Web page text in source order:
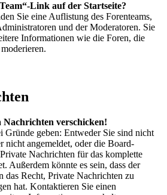
Link auf der Startseite?
Sie eine Auflistung des Forenteams,
und der Moderatoren. Sie
Informationen wie die Foren, die
verschicken!
Gründe geben: Entweder Sie sind nicht
nicht angemeldet, oder die Board-
Nachrichten für das komplette
Außerdem könnte es sein, dass der
das Recht, Private Nachrichten zu
hat. Kontaktieren Sie einen